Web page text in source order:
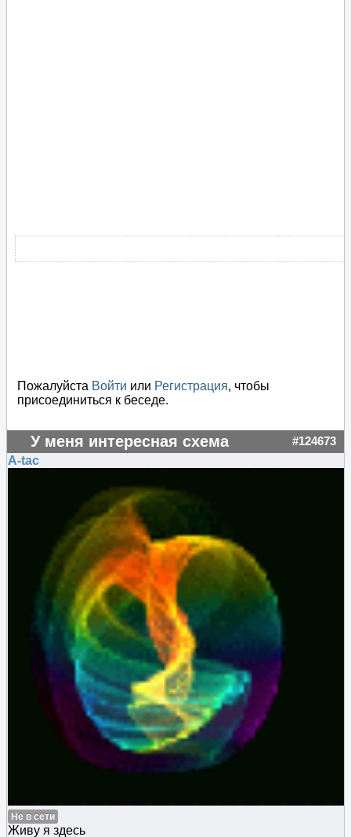
Пожалуйста Войти или Регистрация, чтобы
присоединиться к беседе.
У меня интересная схема #124673
A-tac
Не в сети
Живу я здесь